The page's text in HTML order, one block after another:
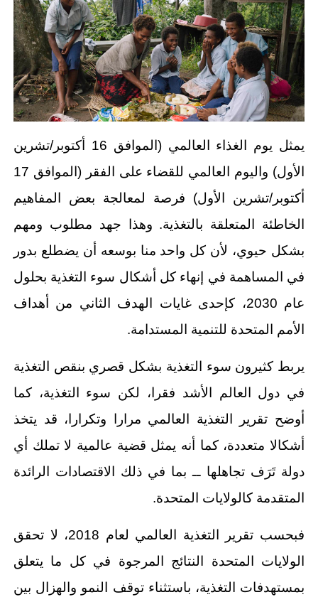
يمثل يوم الغذاء العالمي (الموافق 16 أكتوبر/تشرين
الأول) واليوم العالمي للقضاء على الفقر (الموافق 17
أكتوبر/تشرين الأول) فرصة لمعالجة بعض المفاهيم
الخاطئة المتعلقة بالتغذية. وهذا جهد مطلوب ومهم
بشكل حيوي، لأن كل واحد منا بوسعه أن يضطلع بدور
في المساهمة في إنهاء كل أشكال سوء التغذية بحلول
عام 2030، كإحدى غايات الهدف الثاني من أهداف
الأمم المتحدة للتنمية المستدامة.
يربط كثيرون سوء التغذية بشكل قصري بنقص التغذية
في دول العالم الأشد فقرا، لكن سوء التغذية، كما
أوضح تقرير التغذية العالمي مرارا وتكرارا، قد يتخذ
أشكالا متعددة، كما أنه يمثل قضية عالمية لا تملك أي
دولة تَرَف تجاهلها ــ بما في ذلك الاقتصادات الرائدة
المتقدمة كالولايات المتحدة.
فبحسب تقرير التغذية العالمي لعام 2018، لا تحقق
الولايات المتحدة النتائج المرجوة في كل ما يتعلق
بمستهدفات التغذية، باستثناء توقف النمو والهزال بين